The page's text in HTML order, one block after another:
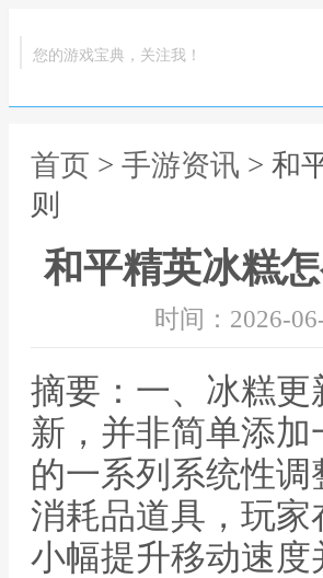
您的游戏宝典，关注我！
首页 > 手游资讯 > 和
则
和平精英冰糕
时间：2026-
摘要：一、冰糕
新，并非简单添
的一系列系统性
消耗品道具，玩
小幅提升移动速